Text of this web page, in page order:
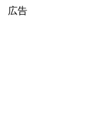
広告